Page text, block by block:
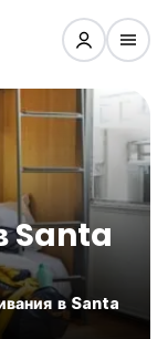
Santa
в Santa